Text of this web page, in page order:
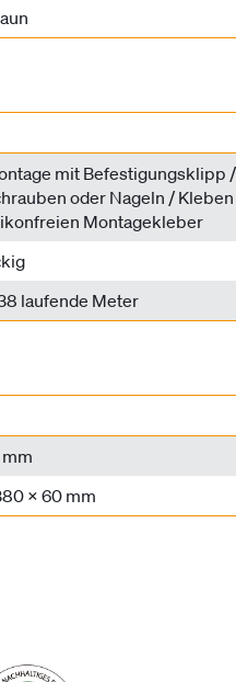
mit Befestigungsklipp /
oder Nageln /
Montagekleber
laufende Meter
mm
x 60 mm